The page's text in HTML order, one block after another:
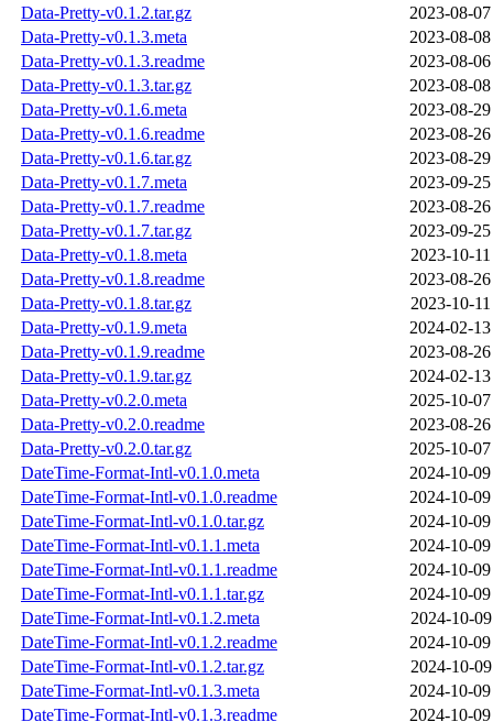
Data-Pretty-v0.1.2.tar.gz
2023-08-
Data-Pretty-v0.1.3.meta
2023-08-
Data-Pretty-v0.1.3.readme
2023-08-
Data-Pretty-v0.1.3.tar.gz
2023-08-
Data-Pretty-v0.1.6.meta
2023-08-
Data-Pretty-v0.1.6.readme
2023-08-
Data-Pretty-v0.1.6.tar.gz
2023-08-
Data-Pretty-v0.1.7.meta
2023-09-
Data-Pretty-v0.1.7.readme
2023-08-
Data-Pretty-v0.1.7.tar.gz
2023-09-
Data-Pretty-v0.1.8.meta
2023-10-
Data-Pretty-v0.1.8.readme
2023-08-
Data-Pretty-v0.1.8.tar.gz
2023-10-
Data-Pretty-v0.1.9.meta
2024-02-
Data-Pretty-v0.1.9.readme
2023-08-
Data-Pretty-v0.1.9.tar.gz
2024-02-
Data-Pretty-v0.2.0.meta
2025-10-
Data-Pretty-v0.2.0.readme
2023-08-
Data-Pretty-v0.2.0.tar.gz
2025-10-
DateTime-Format-Intl-v0.1.0.meta
2024-10-
DateTime-Format-Intl-v0.1.0.readme
2024-10-
DateTime-Format-Intl-v0.1.0.tar.gz
2024-10-
DateTime-Format-Intl-v0.1.1.meta
2024-10-
DateTime-Format-Intl-v0.1.1.readme
2024-10-
DateTime-Format-Intl-v0.1.1.tar.gz
2024-10-
DateTime-Format-Intl-v0.1.2.meta
2024-10-
DateTime-Format-Intl-v0.1.2.readme
2024-10-
DateTime-Format-Intl-v0.1.2.tar.gz
2024-10-
DateTime-Format-Intl-v0.1.3.meta
2024-10-
DateTime-Format-Intl-v0.1.3.readme
2024-10-